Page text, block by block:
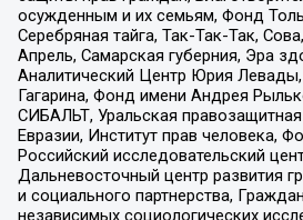
осужденным и их семьям, Фонд
Серебряная тайга, Так-Так-Так,
Апрель, Самарская губерния, Эра
Аналитический Центр Юрия
Гагарина, Фонд имени Андрея
СИБАЛЬТ, Уральская
Евразии, Институт прав человека,
Российский исследовательский
Дальневосточный центр развития
и социального партнерства,
независимых социологических